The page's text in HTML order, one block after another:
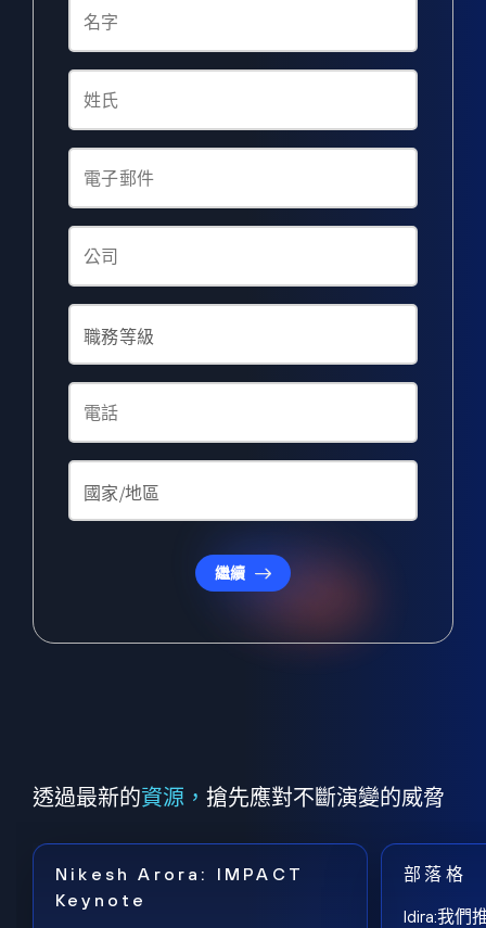
繼續
透過最新的資源， 搶先應對不斷演變的威脅
Nikesh Arora: IMPACT
Keynote
部落格
Idira:我們